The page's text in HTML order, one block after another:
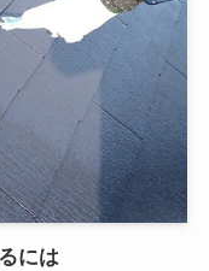
には